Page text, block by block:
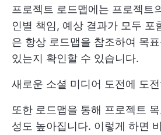
프로젝트 로드맵에는 프로젝트
인별 책임, 예상 결과가 모두 포
은 항상 로드맵을 참조하여 목
있는지 확인할 수 있습니다.
새로운 소셜 미디어 도전에 도
또한 로드맵을 통해 프로젝트
성도 높아집니다. 이렇게 하면